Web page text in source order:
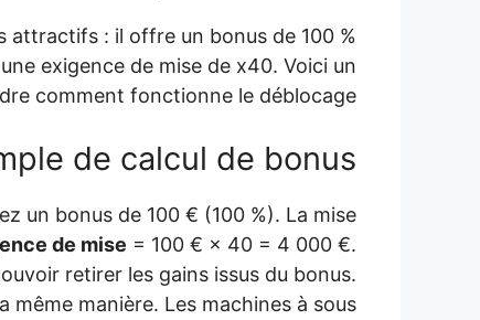
attractifs : il offre un bonus de 100 %
exigence de mise de x40. Voici un
comment fonctionne le déblocage.
de calcul de bonus
un bonus de 100 € (100 %). La mise
de mise = 100 € × 40 = 4 000 €.
retirer les gains issus du bonus.
manière. Les machines à sous